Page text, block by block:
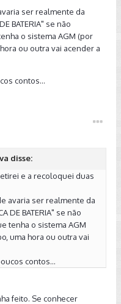
ser realmente da
BATERIA" se não
o sistema AGM (por
ou outra vai acender a
contos...
disse:
e a recoloquei duas
avaria ser realmente da
DE BATERIA" se não
tenha o sistema AGM
uma hora ou outra vai
contos...
feito. Se conhecer